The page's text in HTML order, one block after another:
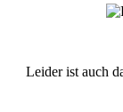
Leider ist auch